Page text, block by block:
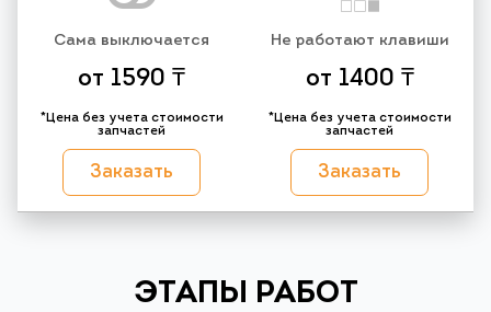
Сама выключается
от 1590 ₸
*Цена без учета стоимости
запчастей
Заказать
Не работают клавиши
от 1400 ₸
*Цена без учета стоимости
запчастей
Заказать
ЭТАПЫ РАБОТ